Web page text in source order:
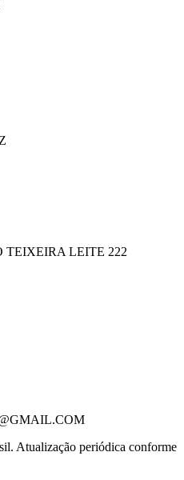
TEIXEIRA LEITE 222
Atualização periódica conforme